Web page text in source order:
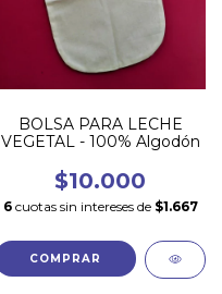
BOLSA PARA LECHE
VEGETAL - 100% Algodón
$10.000
6 cuotas sin intereses de $1.667